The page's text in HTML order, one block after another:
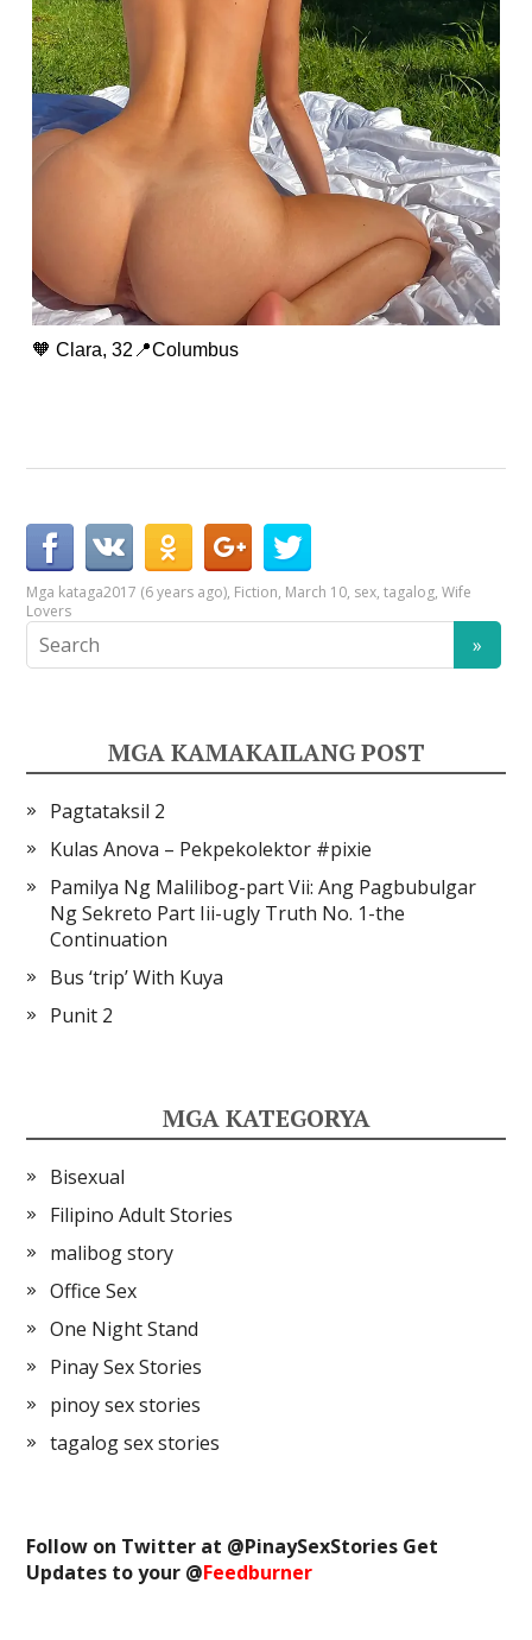
🧡 Clara, 32📍Columbus
Mga kataga2017 (6 years ago), Fiction, March 10, sex,tagalog,Wife
Lovers
MGA KAMAKAILANG POST
Pagtataksil 2
Kulas Anova – Pekpekolektor #pixie
Pamilya Ng Malilibog-part Vii: Ang Pagbubulgar
Ng Sekreto Part Iii-ugly Truth No. 1-the
Continuation
Bus ‘trip’ With Kuya
Punit 2
MGA KATEGORYA
Bisexual
Filipino Adult Stories
malibog story
Office Sex
One Night Stand
Pinay Sex Stories
pinoy sex stories
tagalog sex stories
Follow on Twitter at @PinaySexStories Get
Updates to your @Feedburner